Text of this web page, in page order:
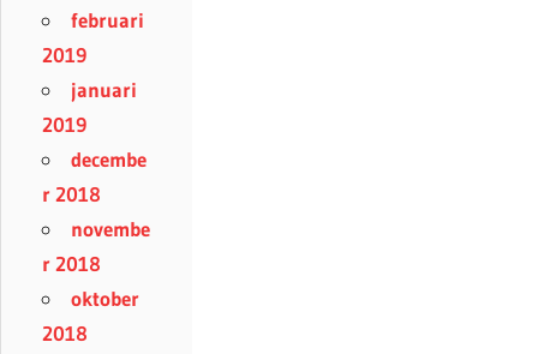
februari
2019
januari
2019
decembe
r 2018
novembe
r 2018
oktober
2018